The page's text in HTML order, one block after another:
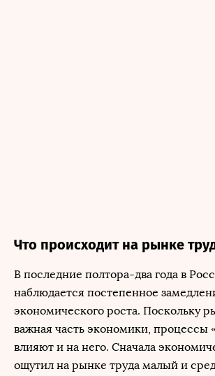
Что происходит на рынке
В последние полтора-два года в
наблюдается постепенное
экономического роста. Поскольку
важная часть экономики, процессы
влияют и на него. Сначала
ощутил на рынке труда малый и